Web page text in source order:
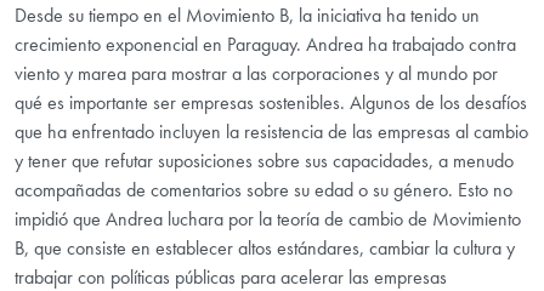
Desde su tiempo en el Movimiento B, la iniciativa ha tenido un
crecimiento exponencial en Paraguay. Andrea ha trabajado contra
viento y marea para mostrar a las corporaciones y al mundo por
qué es importante ser empresas sostenibles. Algunos de los desafíos
que ha enfrentado incluyen la resistencia de las empresas al cambio
y tener que refutar suposiciones sobre sus capacidades, a menudo
acompañadas de comentarios sobre su edad o su género. Esto no
impidió que Andrea luchara por la teoría de cambio de Movimiento
B, que consiste en establecer altos estándares, cambiar la cultura y
trabajar con políticas públicas para acelerar las empresas